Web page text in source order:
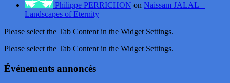
Philippe PERRICHON on Naissam JALAL –
Landscapes of Eternity
Please select the Tab Content in the Widget Settings.
Please select the Tab Content in the Widget Settings.
Événements annoncés